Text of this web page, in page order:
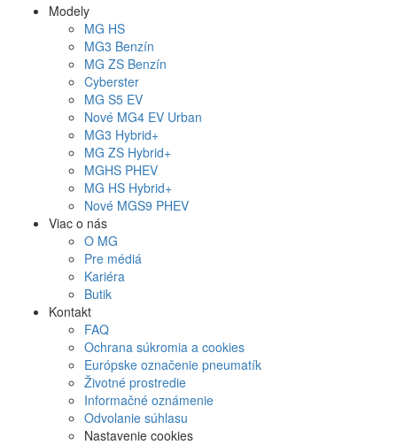
Modely
MG HS
MG3 Benzín
MG ZS Benzín
Cyberster
MG S5 EV
Nové MG4 EV Urban
MG3 Hybrid+
MG ZS Hybrid+
MGHS PHEV
MG HS Hybrid+
Nové MGS9 PHEV
Viac o nás
O MG
Pre médiá
Kariéra
Butik
Kontakt
FAQ
Ochrana súkromia a cookies
Európske označenie pneumatík
Životné prostredie
Informačné oznámenie
Odvolanie súhlasu
Nastavenie cookies